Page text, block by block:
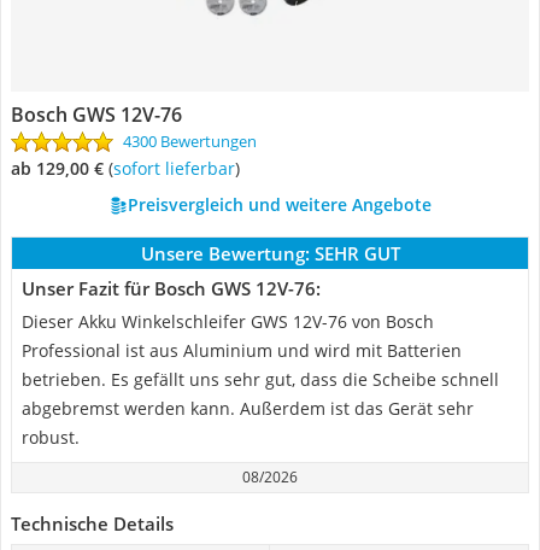
Bosch GWS 12V-76
4300 Bewertungen
ab 129,00 € ( Sofort lieferbar)
Preisvergleich und weitere Angebote
Unsere Bewertung: SEHR GUT
Unser Fazit für Bosch GWS 12V-76:
Dieser Akku Winkelschleifer GWS 12V-76 von Bosch
Professional ist aus Aluminium und wird mit Batterien
betrieben. Es gefällt uns sehr gut, dass die Scheibe schnell
abgebremst werden kann. Außerdem ist das Gerät sehr
robust.
08/2026
Technische Details